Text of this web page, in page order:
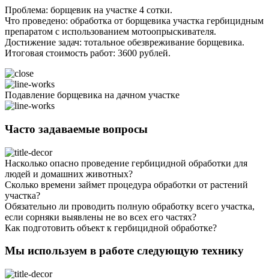
Проблема: борщевик на участке 4 сотки.
Что проведено: обработка от борщевика участка гербицидным
препаратом с использованием мотоопрыскивателя.
Достижение задач: тотальное обезвреживание борщевика.
Итоговая стоимость работ: 3600 рублей.
Подавление борщевика на дачном участке
Часто задаваемые вопросы
Насколько опасно проведение гербицидной обработки для
людей и домашних животных?
Сколько времени займет процедура обработки от растений
участка?
Обязательно ли проводить полную обработку всего участка,
если сорняки выявлены не во всех его частях?
Как подготовить объект к гербицидной обработке?
Мы используем в работе следующую технику